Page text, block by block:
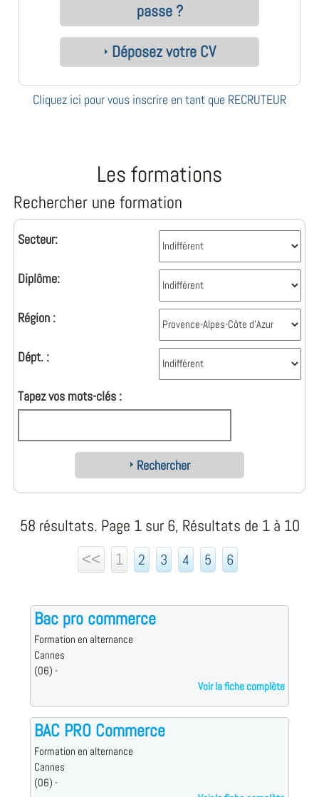
passe ?
Déposez votre CV
Cliquez ici pour vous inscrire en tant que RECRUTEUR
Les formations
Rechercher une formation
Secteur:
Diplôme:
Région :
Dépt. :
Tapez vos mots-clés :
Rechercher
58 résultats. Page 1 sur 6, Résultats de 1 à 10
<<
1 2 3 4 5 6
Bac pro commerce
Formation en alternance
Cannes
(06) -
Voir la fiche complète
BAC PRO Commerce
Formation en alternance
Cannes
(06) -